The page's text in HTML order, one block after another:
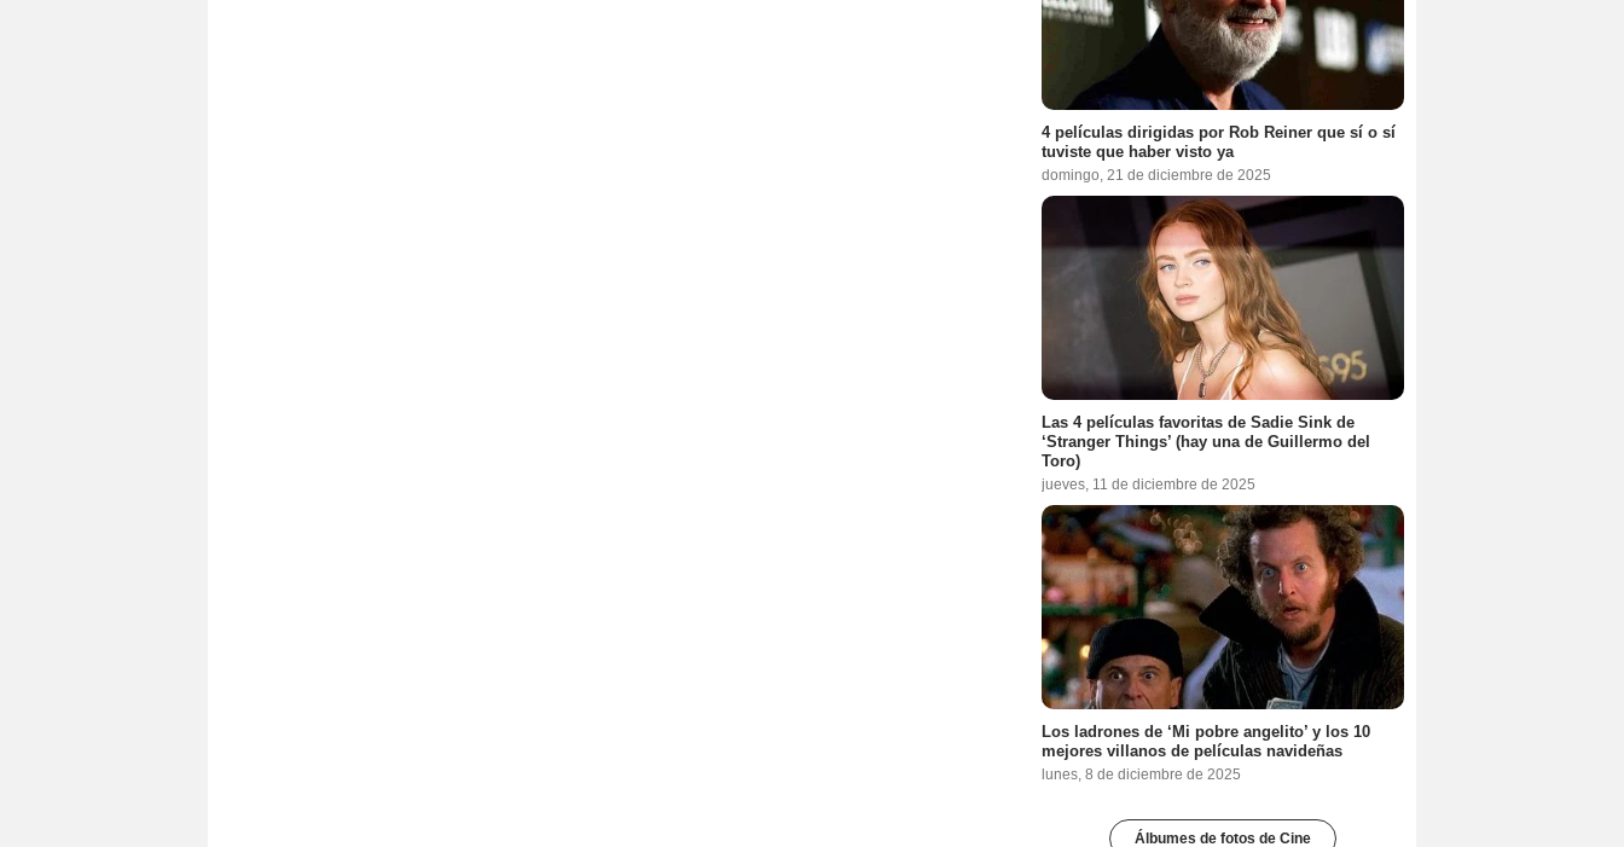
4 películas dirigidas por Rob Reiner que sí o sí
tuviste que haber visto ya
domingo, 21 de diciembre de 2025
Las 4 películas favoritas de Sadie Sink de
‘Stranger Things’ (hay una de Guillermo del
Toro)
jueves, 11 de diciembre de 2025
Los ladrones de ‘Mi pobre angelito’ y los 10
mejores villanos de películas navideñas
lunes, 8 de diciembre de 2025
Álbumes de fotos de Cine